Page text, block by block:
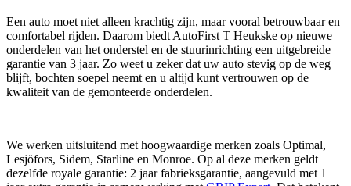
Een auto moet niet alleen krachtig zijn, maar vooral betrouwbaar en
comfortabel rijden. Daarom biedt AutoFirst T Heukske op nieuwe
onderdelen van het onderstel en de stuurinrichting een uitgebreide
garantie van 3 jaar. Zo weet u zeker dat uw auto stevig op de weg
blijft, bochten soepel neemt en u altijd kunt vertrouwen op de
kwaliteit van de gemonteerde onderdelen.
We werken uitsluitend met hoogwaardige merken zoals Optimal,
Lesjöfors, Sidem, Starline en Monroe. Op al deze merken geldt
dezelfde royale garantie: 2 jaar fabrieksgarantie, aangevuld met 1